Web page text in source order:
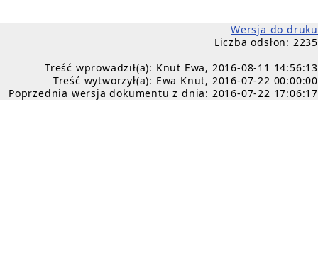
Wersja do druku
Liczba odsłon: 2235
Treść wprowadził(a): Knut Ewa, 2016-08-11 14:56:13
Treść wytworzył(a): Ewa Knut, 2016-07-22 00:00:00
Poprzednia wersja dokumentu z dnia: 2016-07-22 17:06:17